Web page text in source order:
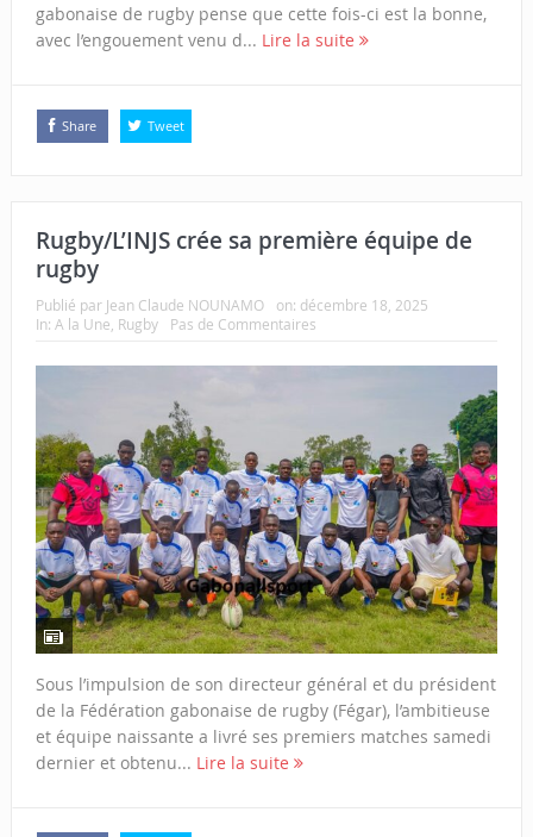
gabonaise de rugby pense que cette fois-ci est la bonne,
avec l’engouement venu d... Lire la suite
Share Tweet
Rugby/L’INJS crée sa première équipe de
rugby
Publié par Jean Claude NOUNAMO on: décembre 18, 2025
In: A la Une Rugby Pas de Commentaires
Sous l’impulsion de son directeur général et du président
de la Fédération gabonaise de rugby (Fégar), l’ambitieuse
et équipe naissante a livré ses premiers matches samedi
dernier et obtenu... Lire la suite